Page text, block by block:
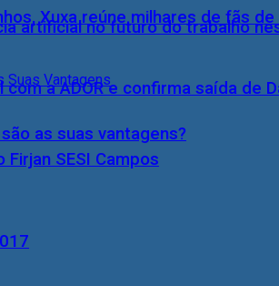
artificial no futuro do trabalho
as suas vantagens?
Xuxa reúne milhares de fãs
a ADOR e confirma saída de
SESI Campos